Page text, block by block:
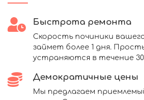
Быстрота ремонта
Скорость починики
займет более 1 дня.
устраняются в течение
Демократичные цены
Мы предлагаем